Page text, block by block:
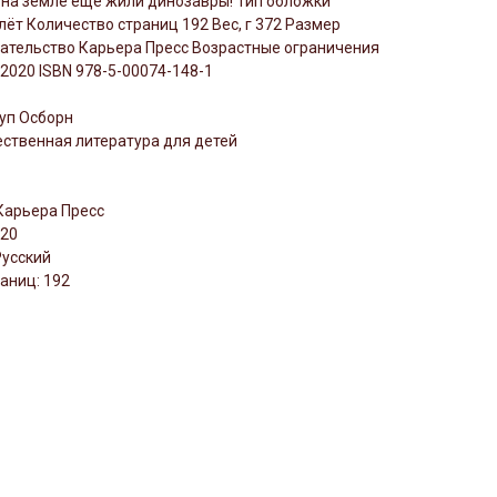
Количество страниц 192 Вес, г 372 Размер
Карьера Пресс Возрастные ограничения
ISBN 978-5-00074-148-1
Осборн
литература для детей
Пресс
192